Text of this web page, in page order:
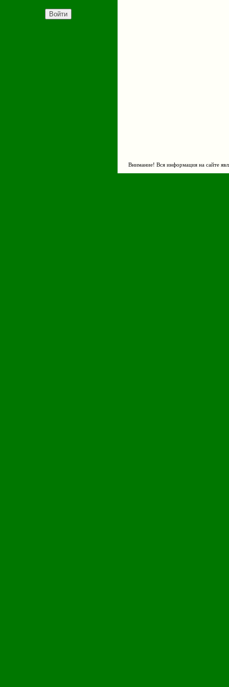
Внимание! Вся информация на сайте